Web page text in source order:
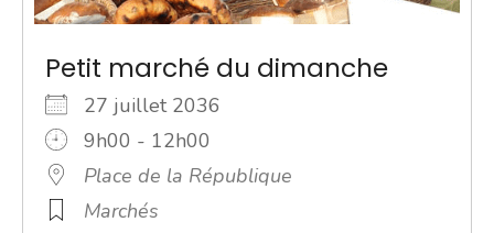
Petit marché du dimanche
27 juillet 2036
9h00 - 12h00
Place de la République
Marchés